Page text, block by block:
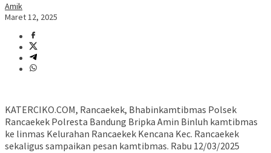
Amik
Maret 12, 2025
KATERCIKO.COM, Rancaekek, Bhabinkamtibmas Polsek
Rancaekek Polresta Bandung Bripka Amin Binluh kamtibmas
ke linmas Kelurahan Rancaekek Kencana Kec. Rancaekek
sekaligus sampaikan pesan kamtibmas. Rabu 12/03/2025